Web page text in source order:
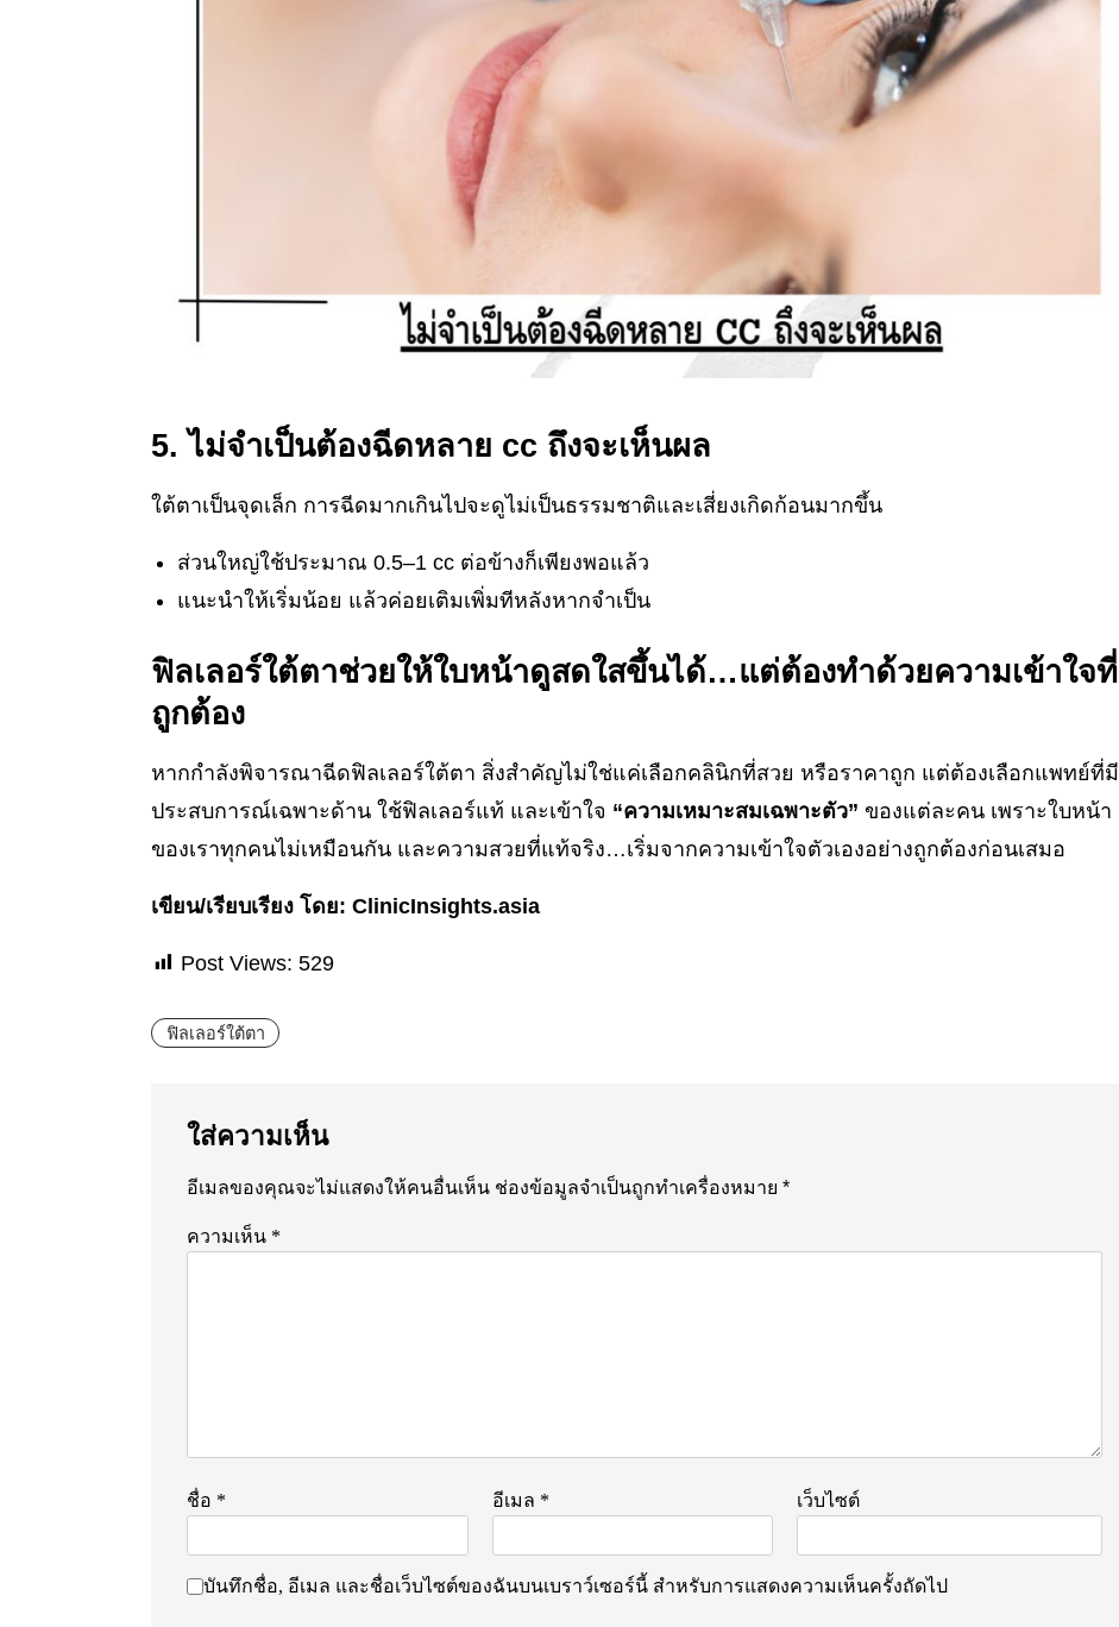
5. ไม่จำเป็นต้องฉีดหลาย cc ถึงจะเห็นผล
ใต้ตาเป็นจุดเล็ก การฉีดมากเกินไปจะดูไม่เป็นธรรมชาติและเสี่ยงเกิดก้อนมากขึ้น
ส่วนใหญ่ใช้ประมาณ 0.5–1 cc ต่อข้างก็เพียงพอแล้ว
แนะนำให้เริ่มน้อย แล้วค่อยเติมเพิ่มทีหลังหากจำเป็น
ฟิลเลอร์ใต้ตาช่วยให้ใบหน้าดูสดใสขึ้นได้…แต่ต้องทำด้วยความเข้าใจที่
ถูกต้อง
หากกำลังพิจารณาฉีดฟิลเลอร์ใต้ตา สิ่งสำคัญไม่ใช่แค่เลือกคลินิกที่สวย หรือราคาถูก แต่ต้องเลือกแพทย์ที่มี
ประสบการณ์เฉพาะด้าน ใช้ฟิลเลอร์แท้ และเข้าใจ “ความเหมาะสมเฉพาะตัว” ของแต่ละคน เพราะใบหน้า
ของเราทุกคนไม่เหมือนกัน และความสวยที่แท้จริง…เริ่มจากความเข้าใจตัวเองอย่างถูกต้องก่อนเสมอ
เขียน/เรียบเรียง โดย: ClinicInsights.asia
Post Views: 529
ฟิลเลอร์ใต้ตา
ใส่ความเห็น
อีเมลของคุณจะไม่แสดงให้คนอื่นเห็น ช่องข้อมูลจำเป็นถูกทำเครื่องหมาย *
ความเห็น *
ชื่อ * อีเมล * เว็บไซต์
บันทึกชื่อ, อีเมล และชื่อเว็บไซต์ของฉันบนเบราว์เซอร์นี้ สำหรับการแสดงความเห็นครั้งถัดไป